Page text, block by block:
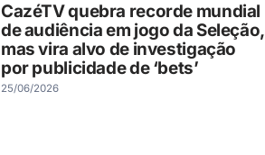
CazéTV quebra recorde mundial
de audiência em jogo da Seleção,
mas vira alvo de investigação
por publicidade de ‘bets’
25/06/2026